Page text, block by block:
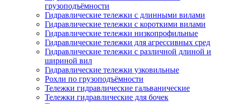
грузоподъёмности
Гидравлические тележки с длинными вилами
Гидравлические тележки с короткими вилами
Гидравлические тележки низкопрофильные
Гидравлические тележки для агрессивных сред
Гидравлические тележки с различной длиной и
шириной вил
Гидравлические тележки узковильные
Рохли по грузоподъёмности
Тележки гидравлические гальванические
Тележки гидравлические для бочек